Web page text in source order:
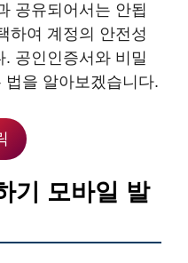
공유되어서는 안됩
하여 계정의 안전성
공인인증서와 비밀
법을 알아보겠습니다.
기 모바일 발